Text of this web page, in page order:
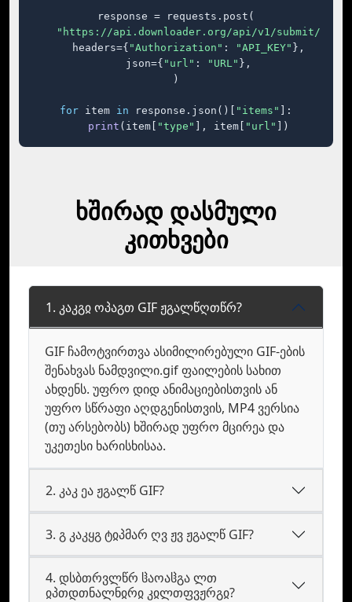
response = requests.post(
"https://api.downloader.org/api/v1/submit/"
    headers={
"Authorization" : "API_KEY" },
    json={
"url" : "URL" },
)
for item in response.json()[ "items"
]:
print (item[ "type" ], item[ "url" ])
ხშირად დასმული
კითხვები
1. კაკგჲ ოპაგთ GIF ჟგალწღთწრ?
GIF ჩამოტვირთვა ასიმილირებული GIF-ების
შენახვას ნამდვილი.gif ფაილების სახით
ახდენს. უფრო დიდ ანიმაციებისთვის ან
უფრო სწრაფი აღდგენისთვის, MP4 ვერსია
(თუ არსებობს) ხშირად უფრო მცირეა და
უკეთესი ხარისხისაა.
2. კაკ ეა ჟგალწ GIF?
3. გ კაკყგ ტჲპმარ ღვ ჟვ ჟგალწ GIF?
4. დსბთრვლწრ ჱაოაჱგა ლთ
ჲპთდთნალნჲრჲ კჲლთფვჟრგჲ?